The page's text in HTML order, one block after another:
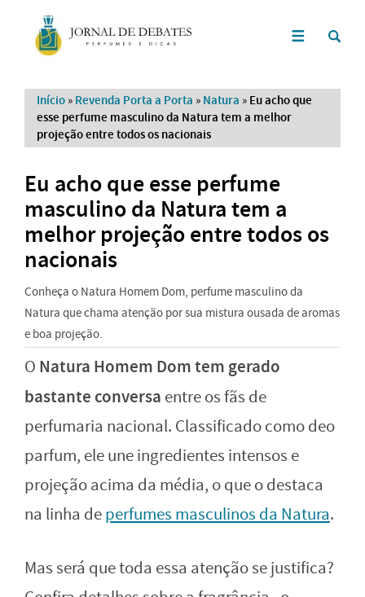
Início » Revenda Porta a Porta » Natura » Eu acho que
esse perfume masculino da Natura tem a melhor
projeção entre todos os nacionais
Eu acho que esse perfume
masculino da Natura tem a
melhor projeção entre todos os
nacionais
Conheça o Natura Homem Dom, perfume masculino da
Natura que chama atenção por sua mistura ousada de aromas
e boa projeção.
O Natura Homem Dom tem gerado
bastante conversa entre os fãs de
perfumaria nacional. Classificado como deo
parfum, ele une ingredientes intensos e
projeção acima da média, o que o destaca
na linha deperfumes masculinos da Natura.
Mas será que toda essa atenção se justifica?